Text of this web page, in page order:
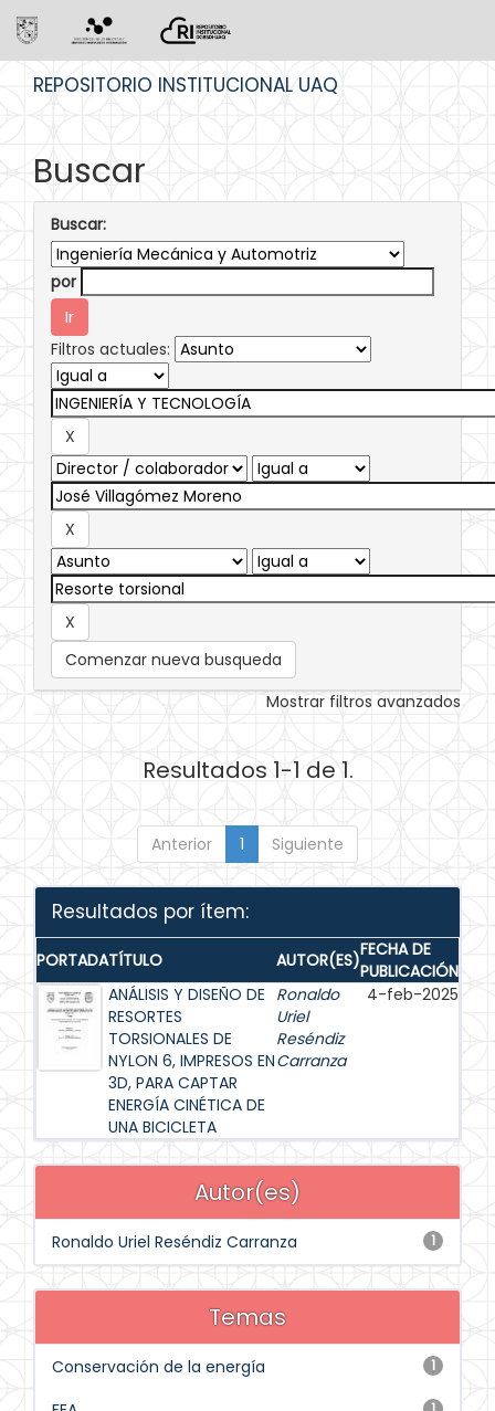
REPOSITORIO INSTITUCIONAL UAQ
Buscar
Buscar:
por
Filtros actuales:
Comenzar nueva busqueda
Mostrar filtros avanzados
Resultados 1-1 de 1.
Anterior 1 Siguiente
Resultados por ítem:
PORTADATÍTULO AUTOR(ES)FECHA DE
PUBLICACIÓN
ANÁLISIS Y DISEÑO DE
RESORTES
TORSIONALES DE
NYLON 6, IMPRESOS EN
3D, PARA CAPTAR
ENERGÍA CINÉTICA DE
UNA BICICLETA
Ronaldo
Uriel
Reséndiz
Carranza
4-feb-2025
Autor(es)
1
Ronaldo Uriel Reséndiz Carranza
Temas
1
Conservación de la energía